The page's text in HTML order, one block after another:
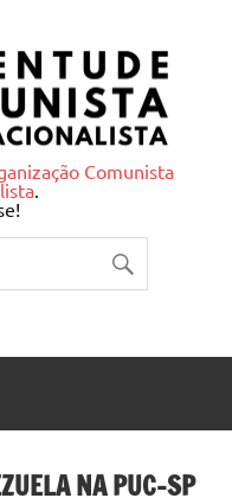
Comunista
.
NA PUC-SP